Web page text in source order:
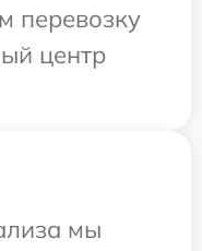
перевозку
центр
мы